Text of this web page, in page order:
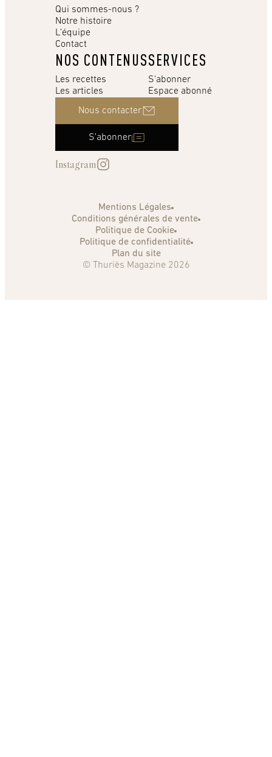
Qui sommes-nous ?
Notre histoire
L’équipe
Contact
NOS CONTENUS
Les recettes
Les articles
SERVICES
S'abonner
Espace abonné
Nous contacter
S'abonner
Instagram
Mentions Légales
Conditions générales de vente
Politique de Cookie
Politique de confidentialité
Plan du site
© Thuriès Magazine 2026